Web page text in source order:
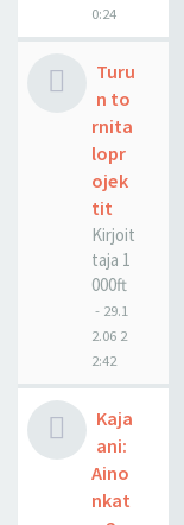
0:24
Turu
n to
rnita
lopr
ojek
tit
Kirjoit
taja 1
000ft
- 29.1
2.06 2
2:42
Kaja
ani:
Aino
nkat